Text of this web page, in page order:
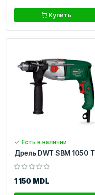
Купить
Есть в наличии
Дрель DWT SBM 1050 T
1 150 MDL